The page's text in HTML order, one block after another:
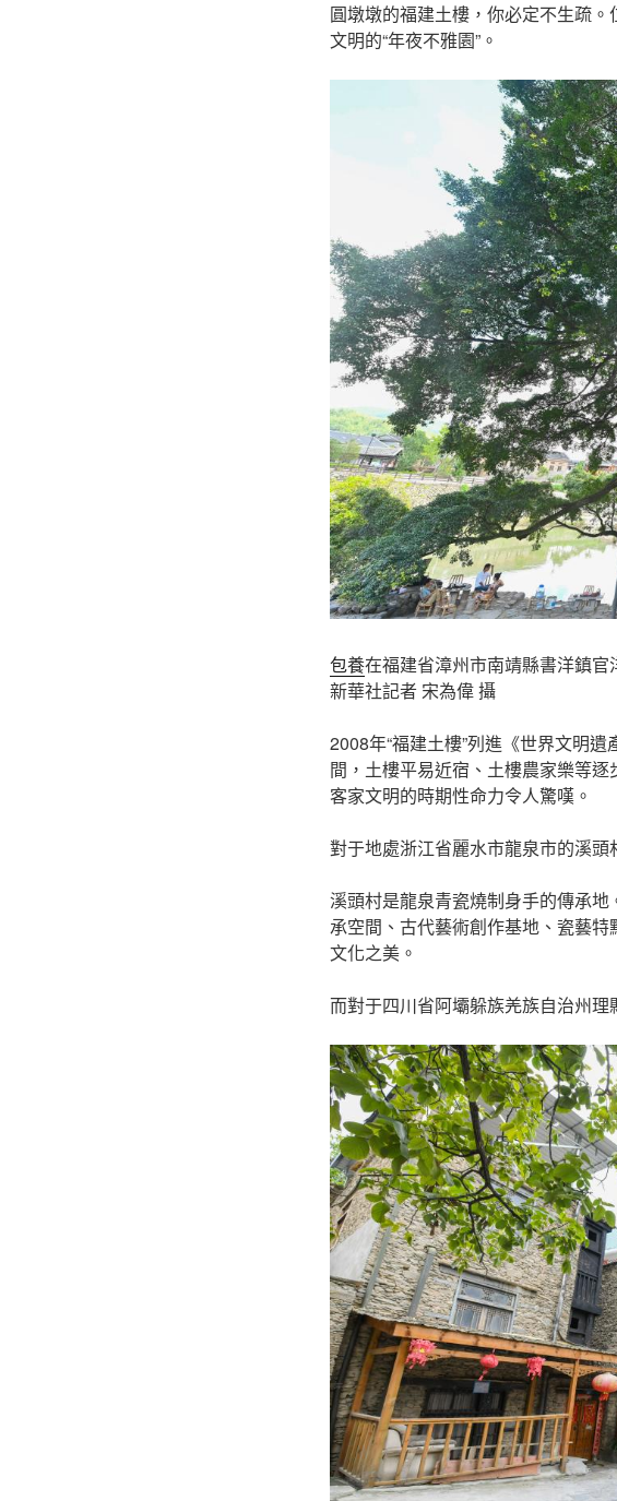
圓墩墩的福建土樓，你必定不生疏
文明的“年夜不雅園”。
包養在福建省漳州市南靖縣書洋鎮
新華社記者 宋為偉 攝
2008年“福建土樓”列進《世界文明
間，土樓平易近宿、土樓農家樂等逐
客家文明的時期性命力令人驚嘆。
對于地處浙江省麗水市龍泉市的溪頭
溪頭村是龍泉青瓷燒制身手的傳承
承空間、古代藝術創作基地、瓷藝
文化之美。
而對于四川省阿壩躲族羌族自治州